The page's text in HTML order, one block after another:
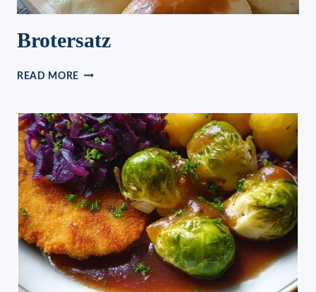
Brotersatz
READ MORE BROTERSATZ